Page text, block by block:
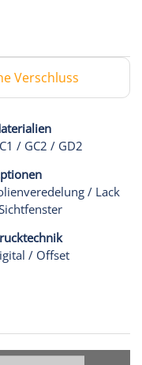
Verschluss
/ GC2 / GD2
/ Lack
/ Offset